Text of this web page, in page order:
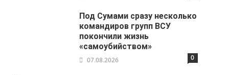
Под Сумами сразу несколько
командиров групп ВСУ
покончили жизнь
«самоубийством»
07.08.2026 0